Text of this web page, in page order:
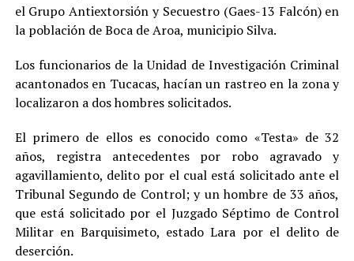
el Grupo Antiextorsión y Secuestro (Gaes-13 Falcón) en
la población de Boca de Aroa, municipio Silva.
Los funcionarios de la Unidad de Investigación Criminal
acantonados en Tucacas, hacían un rastreo en la zona y
localizaron a dos hombres solicitados.
El primero de ellos es conocido como «Testa» de 32
años, registra antecedentes por robo agravado y
agavillamiento, delito por el cual está solicitado ante el
Tribunal Segundo de Control; y un hombre de 33 años,
que está solicitado por el Juzgado Séptimo de Control
Militar en Barquisimeto, estado Lara por el delito de
deserción.